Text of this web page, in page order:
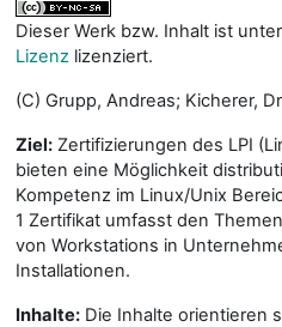
Dieser Werk bzw. Inhalt ist
Lizenz lizenziert.
(C) Grupp, Andreas; Kicherer,
Ziel: Zertifizierungen des LPI
bieten eine Möglichkeit
Kompetenz im Linux/Unix
1 Zertifikat umfasst den
von Workstations in
Installationen.
Inhalte: Die Inhalte orientieren